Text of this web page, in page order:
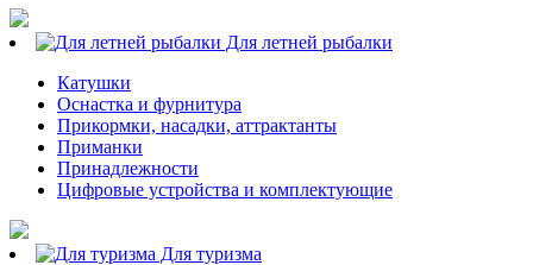
Для летней рыбалки
Катушки
Оснастка и фурнитура
Прикормки, насадки, аттрактанты
Приманки
Принадлежности
Цифровые устройства и комплектующие
Для туризма